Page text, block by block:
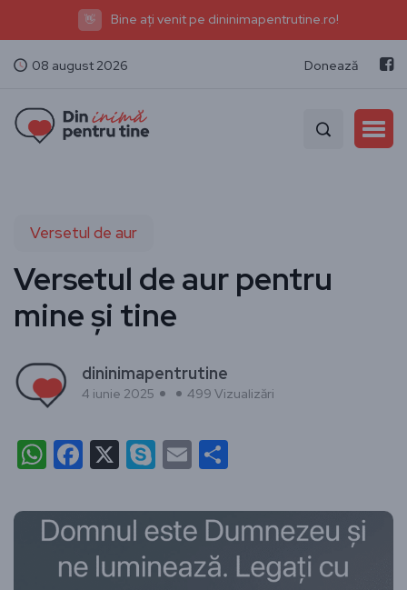
👋 Bine ați venit pe dininimapentrutine.ro!
08 august 2026 Donează
Versetul de aur
Versetul de aur pentru
mine și tine
dininimapentrutine
4 iunie 2025 499 Vizualizări
WhatsApp
Facebook
X Skype
Email